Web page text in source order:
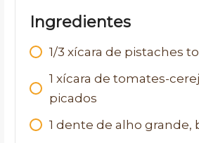
Ingredientes
1/3 xícara de pistaches
1 xícara de tomates-
picados
1 dente de alho grande,